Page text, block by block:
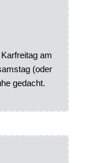
am
(oder
gedacht.